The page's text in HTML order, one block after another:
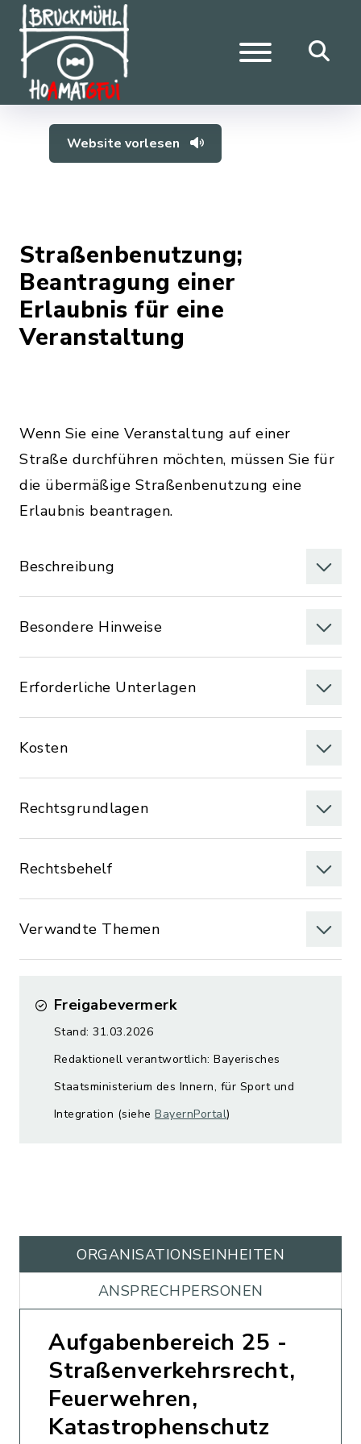
Website vorlesen
Straßenbenutzung;
Beantragung einer
Erlaubnis für eine
Veranstaltung
Wenn Sie eine Veranstaltung auf einer
Straße durchführen möchten, müssen Sie für
die übermäßige Straßenbenutzung eine
Erlaubnis beantragen.
Beschreibung
Besondere Hinweise
Erforderliche Unterlagen
Kosten
Rechtsgrundlagen
Rechtsbehelf
Verwandte Themen
Freigabevermerk
Stand: 31.03.2026
Redaktionell verantwortlich: Bayerisches
Staatsministerium des Innern, für Sport und
Integration (siehe BayernPortal)
ORGANISATIONS­EINHEITEN
ANSPRECHPERSONEN
Aufgabenbereich 25 -
Straßenverkehrsrecht,
Feuerwehren,
Katastrophenschutz